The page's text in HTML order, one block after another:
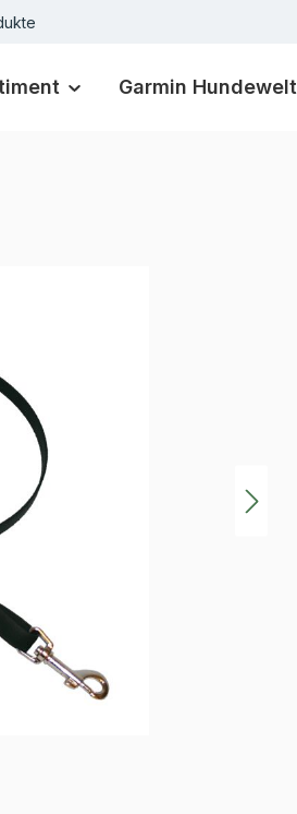
Garmin Hundewelt